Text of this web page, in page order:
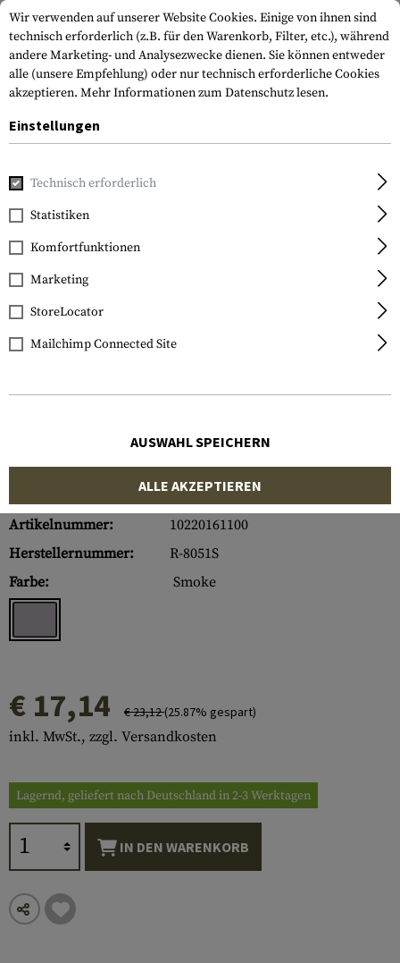
Home Ausrüstung
Wiley X
Nerve Goggles Lens
Artikelnummer:
10220161100
Herstellernummer:
R-8051S
Farbe:
Smoke
€ 17,14 € 23,12(25.87% gespart)
inkl. MwSt., zzgl. Versandkosten
Lagernd, geliefert nach Deutschland in 2-3 Werktagen
IN DEN WARENKORB
Wir verwenden auf unserer Website Cookies. Einige von ihnen sind
technisch erforderlich (z.B. für den Warenkorb, Filter, etc.), während
andere Marketing- und Analysezwecke dienen. Sie können entweder
alle (unsere Empfehlung) oder nur technisch erforderliche Cookies
akzeptieren. Mehr Informationen zum Datenschutz lesen.
Einstellungen
Technisch erforderlich
Statistiken
Komfortfunktionen
Marketing
StoreLocator
Mailchimp Connected Site
AUSWAHL SPEICHERN
ALLE AKZEPTIEREN